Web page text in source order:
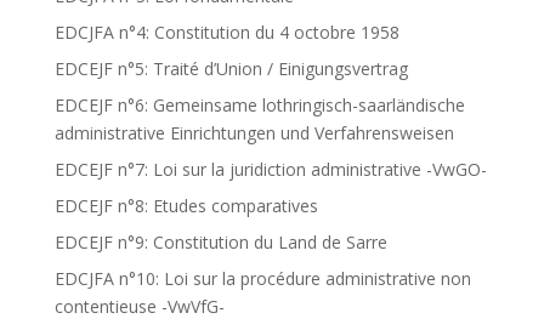
EDCJFA n°4: Constitution du 4 octobre 1958
EDCEJF n°5: Traité d’Union / Einigungsvertrag
EDCEJF n°6: Gemeinsame lothringisch-saarländische
administrative Einrichtungen und Verfahrensweisen
EDCEJF n°7: Loi sur la juridiction administrative -VwGO-
EDCEJF n°8: Etudes comparatives
EDCEJF n°9: Constitution du Land de Sarre
EDCJFA n°10: Loi sur la procédure administrative non
contentieuse -VwVfG-